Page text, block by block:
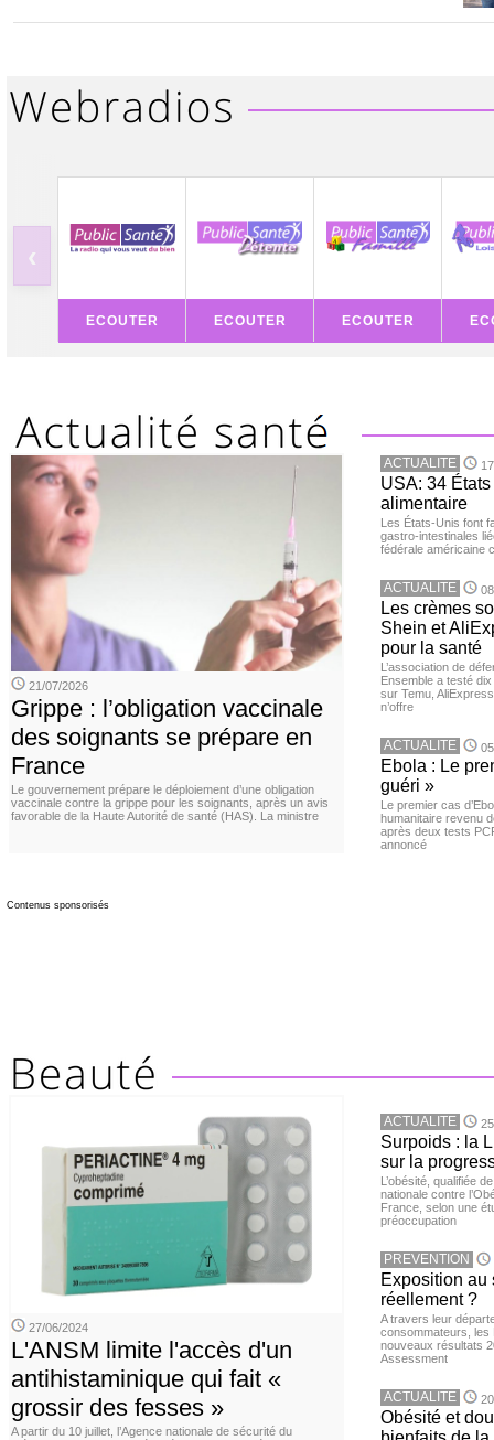
‹
ECOUTER ECOUTER ECOUTER
21/07/2026
Grippe : l’obligation vaccinale
des soignants se prépare en
France
Le gouvernement prépare le déploiement d’une obligation
vaccinale contre la grippe pour les soignants, après un avis
favorable de la Haute Autorité de santé (HAS). La ministre
ACTUALITE
USA: 34
alimentaire
Les États-Unis font
gastro-intestinales
fédérale américaine
ACTUALITE
Les crèmes
Shein et
pour la santé
L’association de
Ensemble a testé
sur Temu,
n’offre
ACTUALITE
Ebola : Le
guéri »
Le premier cas
humanitaire revenu
après deux tests
annoncé
Contenus sponsorisés
27/06/2024
L'ANSM limite l'accès d'un
antihistaminique qui fait «
grossir des fesses »
A partir du 10 juillet, l’Agence nationale de sécurité du
ACTUALITE
Surpoids : la
sur la
L’obésité, qualifiée
nationale contre
France, selon une
préoccupation
PREVENTION
Exposition au
réellement ?
A travers leur
consommateurs, les
nouveaux résultats
Assessment
ACTUALITE
Obésité et